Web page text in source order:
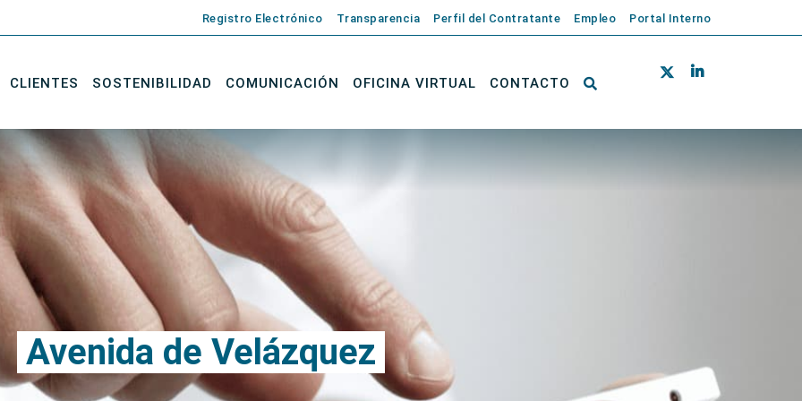
Registro Electrónico Transparencia Perfil del Contratante Empleo Portal Interno
CLIENTES SOSTENIBILIDAD COMUNICACIÓN OFICINA VIRTUAL CONTACTO
Avenida de Velázquez